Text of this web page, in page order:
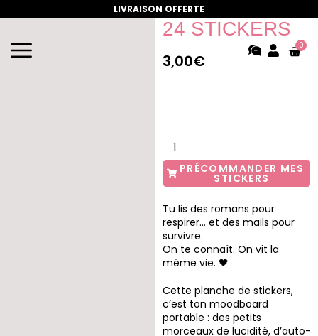
LIVRAISON OFFERTE
0
PLANCHE DE
24 STICKERS
3,00€
PRÉCOMMANDER MES
STICKERS
Tu lis des romans pour
respirer… et des mails pour
survivre.
On te connaît. On vit la
même vie. 🖤
Cette planche de stickers,
c’est ton moodboard
portable : des petits
morceaux de lucidité, d’auto-